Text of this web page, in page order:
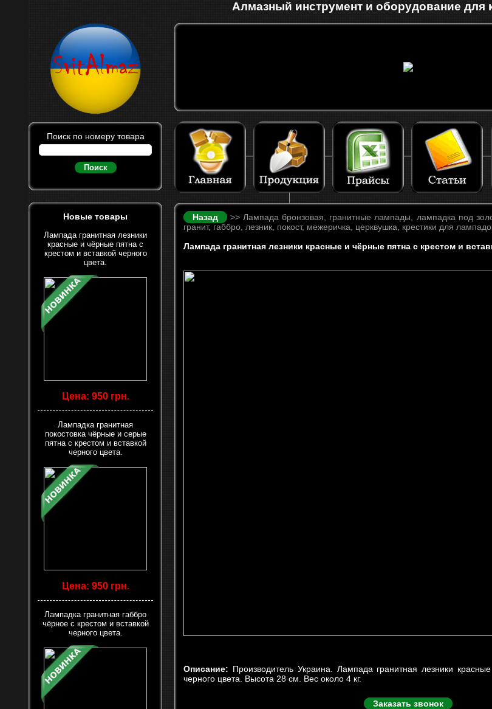
Алмазный инструмент и оборудование для
Поиск по номеру товара
Поиск
Новые товары
Лампада гранитная лезники
красные и чёрные пятна с
крестом и вставкой черного
цвета.
Цена: 950 грн.
Лампадка гранитная
покостовка чёрные и серые
пятна с крестом и вставкой
черного цвета.
Цена: 950 грн.
Лампадка гранитная габбро
чёрное с крестом и вставкой
черного цвета.
Назад
>> Лампада бронзовая, гранитные лампады, лампадка под
гранит, габбро, лезник, покост, межеричка, церквушка, крестики для
Лампада гранитная лезники красные и чёрные пятна с крестом и
Описание: Производитель Украина. Лампада гранитная лезники
черного цвета. Высота 28 см. Вес около 4 кг.
Заказать звонок